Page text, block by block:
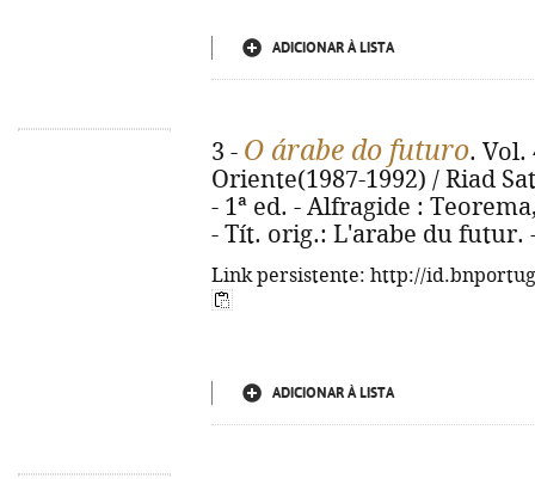
ADICIONAR À LISTA
3 - O árabe do futuro. Vol.
Oriente(1987-1992) / Riad
- 1ª ed. - Alfragide :
- Tít. orig.: L'arabe du futur. -
Link persistente: http://
ADICIONAR À LISTA